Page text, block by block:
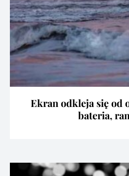
Ekran odkleja się od
bateria,